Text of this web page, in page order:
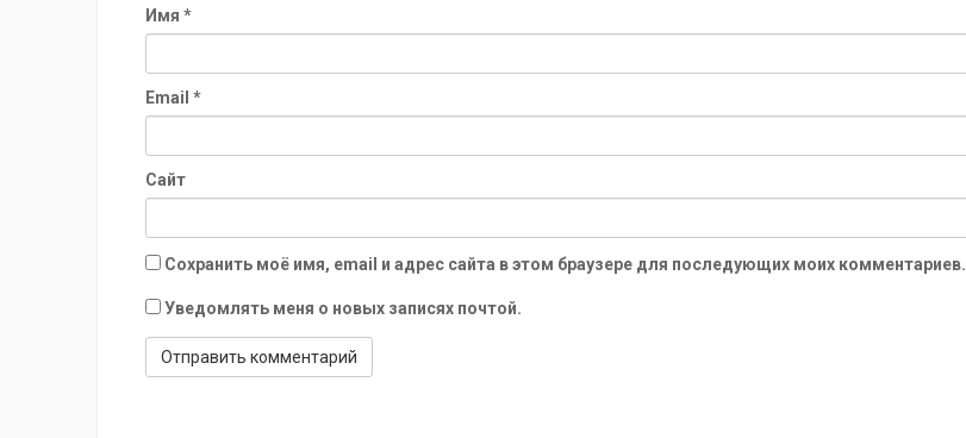
Имя *
Email *
Сайт
Сохранить моё имя, email и адрес сайта в этом браузере для последующих моих комментариев.
Уведомлять меня о новых записях почтой.